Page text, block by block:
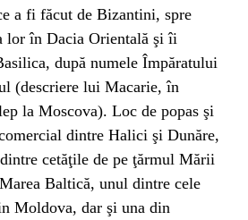
a fi făcut de Bizantini, spre
lor în Dacia Orientală şi îi
după numele Împăratului
(descriere lui Macarie, în
la Moscova). Loc de popas şi
dintre Halici şi Dunăre,
cetăţile de pe ţărmul Mării
Baltică, unul dintre cele
Moldova, dar şi una din